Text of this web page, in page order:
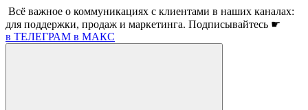
Всё важное о коммуникациях с клиентами в наших каналах:
для поддержки, продаж и маркетинга. Подписывайтесь ☛
в ТЕЛЕГРАМ в МАКС